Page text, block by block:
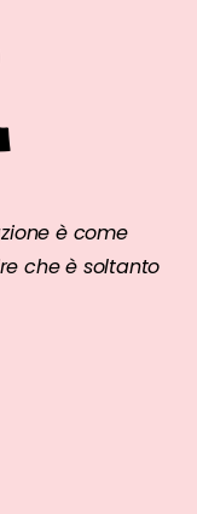
è come
che è soltanto